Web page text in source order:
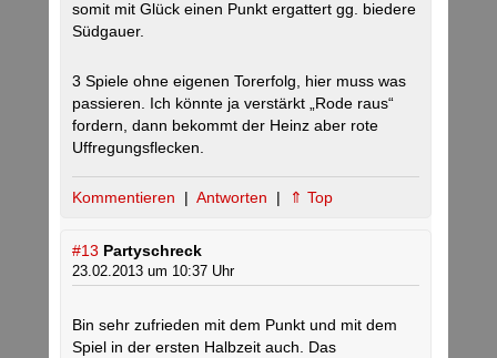
somit mit Glück einen Punkt ergattert gg. biedere
Südgauer.
3 Spiele ohne eigenen Torerfolg, hier muss was
passieren. Ich könnte ja verstärkt „Rode raus“
fordern, dann bekommt der Heinz aber rote
Uffregungsflecken.
Kommentieren | Antworten | ⇑ Top
#13 Partyschreck
23.02.2013 um 10:37 Uhr
Bin sehr zufrieden mit dem Punkt und mit dem
Spiel in der ersten Halbzeit auch. Das